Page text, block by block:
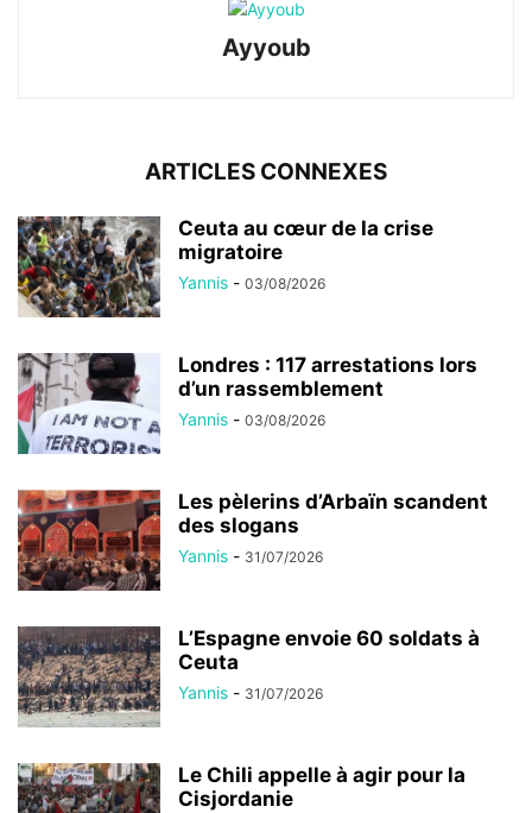
Ayyoub
ARTICLES CONNEXES
Ceuta au cœur de la crise
migratoire
Yannis - 03/08/2026
Londres : 117 arrestations lors
d’un rassemblement
Yannis - 03/08/2026
Les pèlerins d’Arbaïn scandent
des slogans
Yannis - 31/07/2026
L’Espagne envoie 60 soldats à
Ceuta
Yannis - 31/07/2026
Le Chili appelle à agir pour la
Cisjordanie